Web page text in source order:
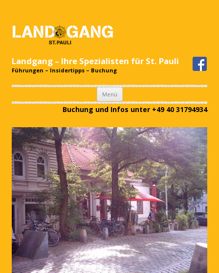
Landgang – Ihre Spezialisten für St. Pauli
Führungen – Insidertipps – Buchung
Menü Zum
springen
Buchung und Infos unter +49 40 31794934